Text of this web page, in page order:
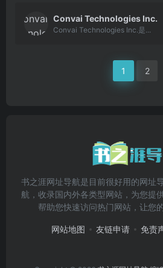
Convai Technologies Inc.
Convai Technologies Inc.是...
1 2
书之涯网址导航是目前很好用的网址
航，收录国内外各类型网站，为您提
帮助您快速访问热门网站，让您
网站地图 友链申请 免责